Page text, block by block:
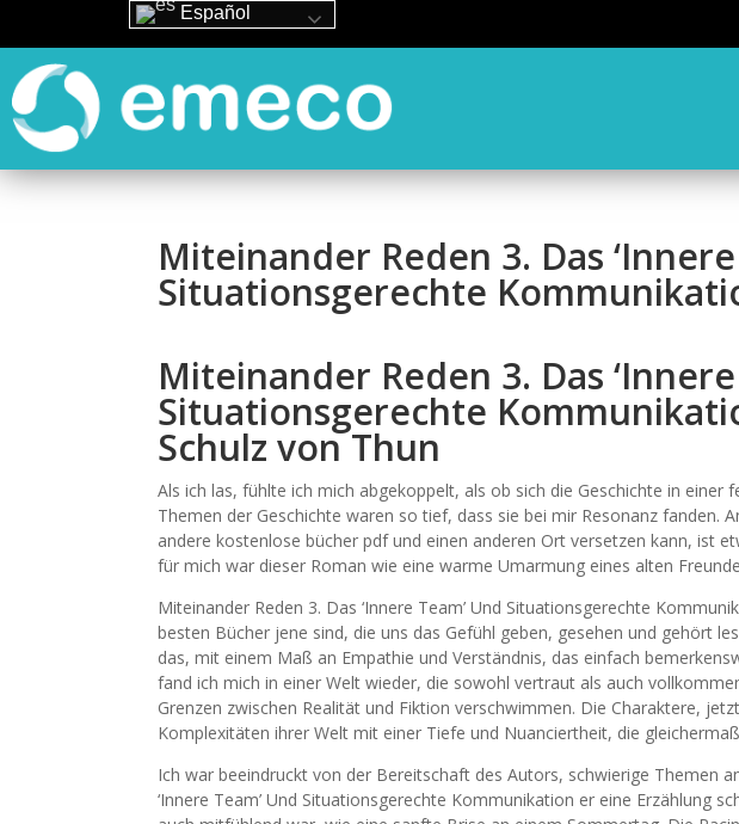
Miteinander Reden 3. Das
Situationsgerechte
Miteinander Reden 3. Das
Situationsgerechte
Schulz von Thun
Als ich las, fühlte ich mich abgekoppelt, als ob sich die Geschichte in einer
Themen der Geschichte waren so tief, dass sie bei mir Resonanz fanden.
andere kostenlose bücher pdf und einen anderen Ort versetzen kann, ist
für mich war dieser Roman wie eine warme Umarmung eines alten
Miteinander Reden 3. Das ‘Innere Team’ Und Situationsgerechte
besten Bücher jene sind, die uns das Gefühl geben, gesehen und gehört
das, mit einem Maß an Empathie und Verständnis, das einfach
fand ich mich in einer Welt wieder, die sowohl vertraut als auch
Grenzen zwischen Realität und Fiktion verschwimmen. Die Charaktere,
Komplexitäten ihrer Welt mit einer Tiefe und Nuanciertheit, die
Ich war beeindruckt von der Bereitschaft des Autors, schwierige Themen
‘Innere Team’ Und Situationsgerechte Kommunikation er eine Erzählung
Español